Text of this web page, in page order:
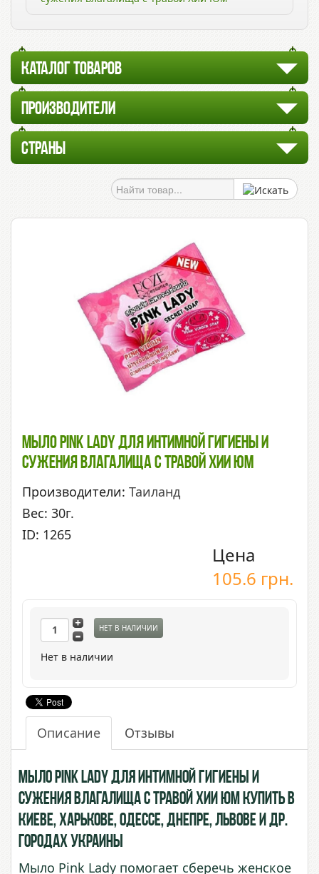
КАТАЛОГ ТОВАРОВ
ПРОИЗВОДИТЕЛИ
СТРАНЫ
Мыло Pink Lady Для Интимной Гигиены И
Сужения Влагалища С Травой Хии Юм
Производители: Таиланд
Вес: 30г.
ID: 1265
Цена
105.6 грн.
НЕТ В НАЛИЧИИ
Нет в наличии
Описание Отзывы
Мыло Pink Lady для интимной гигиены и
сужения влагалища с Травой Хии Юм купить в
Киеве, Харькове, Одессе, Днепре, Львове и др.
городах Украины
Мыло Pink Lady помогает сберечь женское